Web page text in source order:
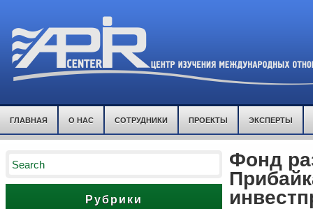
ГЛАВНАЯ О НАС СОТРУДНИКИ ПРОЕКТЫ ЭКСПЕРТЫ
Рубрики
Фонд